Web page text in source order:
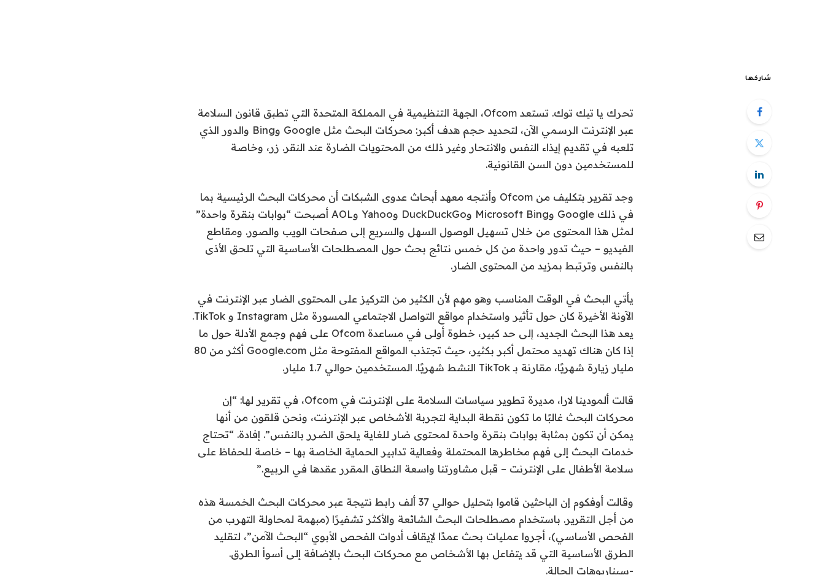
شاركها
تحرك يا تيك توك. تستعد Ofcom، الجهة التنظيمية في المملكة المتحدة التي تطبق قانون السلامة
عبر الإنترنت الرسمي الآن، لتحديد حجم هدف أكبر: محركات البحث مثل Google وBing والدور الذي
تلعبه في تقديم إيذاء النفس والانتحار وغير ذلك من المحتويات الضارة عند النقر. زر، وخاصة
للمستخدمين دون السن القانونية.
وجد تقرير بتكليف من Ofcom وأنتجه معهد أبحاث عدوى الشبكات أن محركات البحث الرئيسية بما
في ذلك Google وMicrosoft Bing وDuckDuckGo وYahoo وAOL أصبحت “بوابات بنقرة واحدة”
لمثل هذا المحتوى من خلال تسهيل الوصول السهل والسريع إلى صفحات الويب والصور. ومقاطع
الفيديو – حيث تدور واحدة من كل خمس نتائج بحث حول المصطلحات الأساسية التي تلحق الأذى
بالنفس وترتبط بمزيد من المحتوى الضار.
يأتي البحث في الوقت المناسب وهو مهم لأن الكثير من التركيز على المحتوى الضار عبر الإنترنت في
الآونة الأخيرة كان حول تأثير واستخدام مواقع التواصل الاجتماعي المسورة مثل Instagram و TikTok.
يعد هذا البحث الجديد، إلى حد كبير، خطوة أولى في مساعدة Ofcom على فهم وجمع الأدلة حول ما
إذا كان هناك تهديد محتمل أكبر بكثير، حيث تجتذب المواقع المفتوحة مثل Google.com أكثر من 80
مليار زيارة شهريًا، مقارنة بـ TikTok النشط شهريًا. المستخدمين حوالي 1.7 مليار.
قالت ألمودينا لارا، مديرة تطوير سياسات السلامة على الإنترنت في Ofcom، في تقرير لها: “إن
محركات البحث غالبًا ما تكون نقطة البداية لتجربة الأشخاص عبر الإنترنت، ونحن قلقون من أنها
يمكن أن تكون بمثابة بوابات بنقرة واحدة لمحتوى ضار للغاية يلحق الضرر بالنفس”. إفادة. “تحتاج
خدمات البحث إلى فهم مخاطرها المحتملة وفعالية تدابير الحماية الخاصة بها – خاصة للحفاظ على
سلامة الأطفال على الإنترنت – قبل مشاورتنا واسعة النطاق المقرر عقدها في الربيع.”
وقالت أوفكوم إن الباحثين قاموا بتحليل حوالي 37 ألف رابط نتيجة عبر محركات البحث الخمسة هذه
من أجل التقرير. باستخدام مصطلحات البحث الشائعة والأكثر تشفيرًا (مبهمة لمحاولة التهرب من
الفحص الأساسي)، أجروا عمليات بحث عمدًا لإيقاف أدوات الفحص الأبوي “البحث الآمن”، لتقليد
الطرق الأساسية التي قد يتفاعل بها الأشخاص مع محركات البحث بالإضافة إلى أسوأ الطرق.
-سيناريوهات الحالة.